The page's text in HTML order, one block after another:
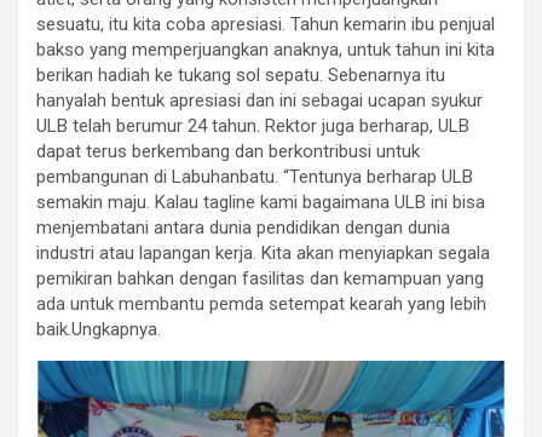
sesuatu, itu kita coba apresiasi. Tahun kemarin ibu penjual
bakso yang memperjuangkan anaknya, untuk tahun ini kita
berikan hadiah ke tukang sol sepatu. Sebenarnya itu
hanyalah bentuk apresiasi dan ini sebagai ucapan syukur
ULB telah berumur 24 tahun. Rektor juga berharap, ULB
dapat terus berkembang dan berkontribusi untuk
pembangunan di Labuhanbatu. “Tentunya berharap ULB
semakin maju. Kalau tagline kami bagaimana ULB ini bisa
menjembatani antara dunia pendidikan dengan dunia
industri atau lapangan kerja. Kita akan menyiapkan segala
pemikiran bahkan dengan fasilitas dan kemampuan yang
ada untuk membantu pemda setempat kearah yang lebih
baik.Ungkapnya.